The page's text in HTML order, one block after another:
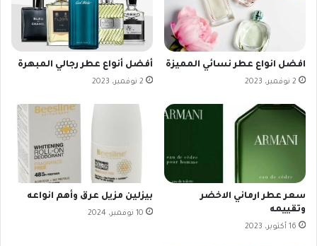
افضل انواع عطر نسائي المميزة
2 نوفمبر، 2023
أفضل أنواع عطر رجالي المبهرة
2 نوفمبر، 2023
سعر عطر ارماني الاخضر
وتقييمه
16 أكتوبر، 2023
بيزلين مزيل عرق وأهم انواعه
10 نوفمبر، 2024